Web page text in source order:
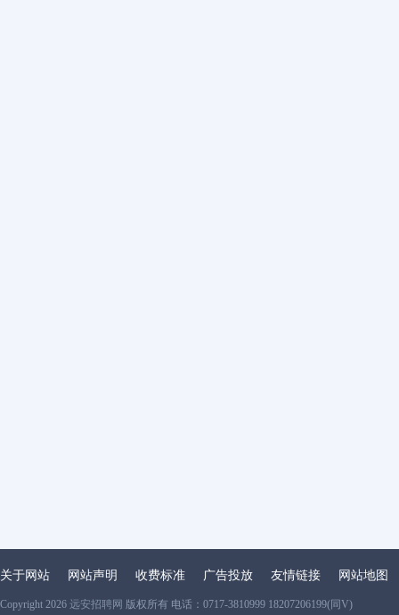
关于网站 网站声明 收费标准 广告投放 友情链接 网站地图
Copyright 2026 远安招聘网 版权所有 电话：0717-3810999 18207206199(同V)